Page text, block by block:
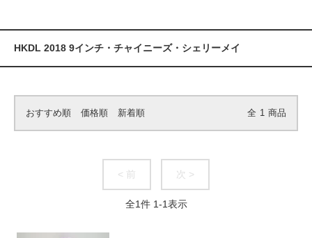
HKDL 2018 9インチ・チャイニーズ・シェリーメイ
おすすめ順 価格順 新着順 全 1 商品
< 前 次 >
全1件 1-1表示